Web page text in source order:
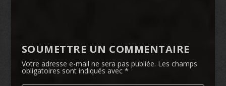
SOUMETTRE UN COMMENTAIRE
Votre adresse e-mail ne sera pas publiée. Les champs
obligatoires sont indiqués avec *